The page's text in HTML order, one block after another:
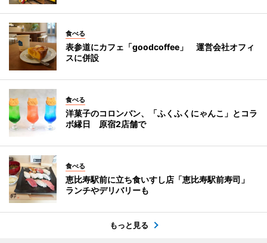
食べる
表参道にカフェ「goodcoffee」 運営会社オフィ
スに併設
食べる
洋菓子のコロンバン、「ふくふくにゃんこ」とコラ
ボ縁日 原宿2店舗で
食べる
恵比寿駅前に立ち食いすし店「恵比寿駅前寿司」
ランチやデリバリーも
もっと見る